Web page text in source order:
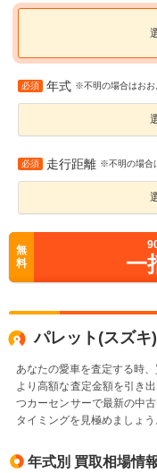
必須 年式 ※不明の場合はおお
必須 走行距離 ※不明の場合
無
料
一
パレット(スズキ
あなたの愛車を査定する時
より高額な査定金額を引き
つカーセンサーで最新の中
タイミングを見極めましょう
年式別 買取相場情